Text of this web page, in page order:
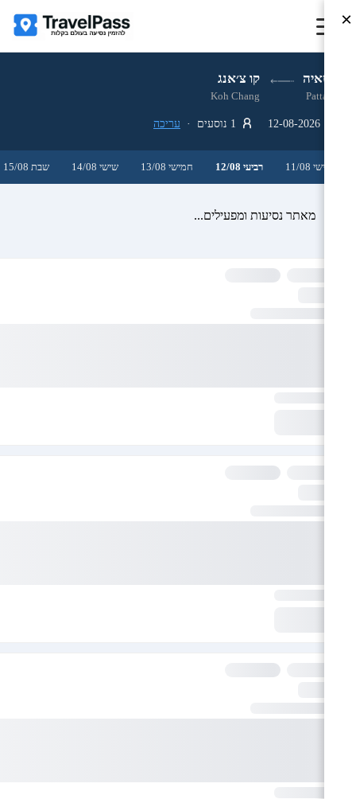
פטאיה קו צ׳אנג
Pattaya
Koh Chang
עריכה
שלישי 11/08 רביעי 12/08 חמישי 13/08 שישי 14/08 שבת 15/08
מאתר נסיעות ומפעילים...
×